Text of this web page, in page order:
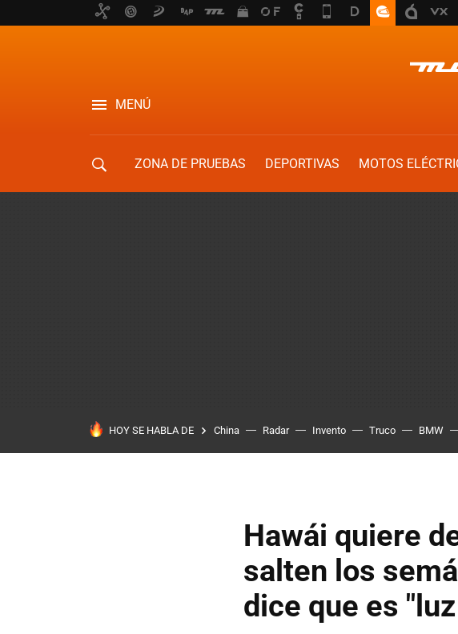
MENÚ
ZONA DE PRUEBAS DEPORTIVAS MOTOS
HOY SE HABLA DE China Radar Invento Truco BMW
Hawái quiere
salten los
dice que es